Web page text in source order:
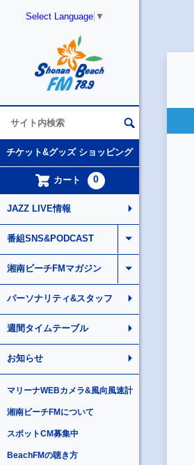
Select Language ▼
チケット&グッズ ショッピング
カート 0
JAZZ LIVE情報
番組SNS&PODCAST
湘南ビーチFMマガジン
パーソナリティ&スタッフ
週間タイムテーブル
お知らせ
マリーナWEBカメラ&風向風速計
湘南ビーチFMについて
スポットCM募集中
BeachFMの聴き方